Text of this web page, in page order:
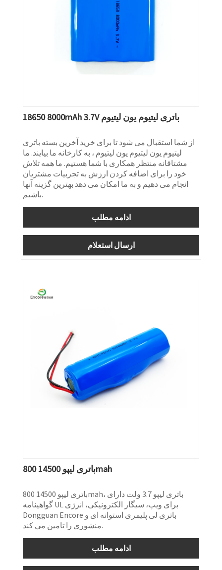
18650 8000mAh 3.7V باتری لیتیوم یون لیتیوم
از شما استقبال می شود تا برای خرید آخرین بسته باتری
لیتیوم یون لیتیوم یون لیتیوم ، به کارخانه ما بیایند. ما
مشتاقانه منتظر همکاری با شما هستیم. ما همه تلاش
خود را برای اضافه کردن ارزش به تجربیات مشتریان
انجام می دهیم و به ما امکان می دهد بهترین گزینه آنها
باشیم.
ادامه مطلب
ارسال استعلام
باتری لیپو 14500 800mah
باتری لیپو 14500 800mah، باتری لیپو 3.7 ولت دارای
گواهینامه UL برای ویپ، سیگار الکترونیکی، انرژی
Dongguan Encore باتری لی پلیمری استوانه ای و
منشوری را تامین می کند.
ادامه مطلب